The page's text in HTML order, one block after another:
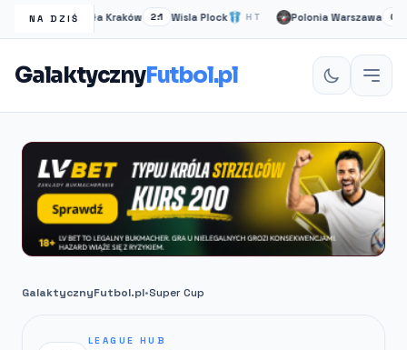
NA DZIŚ
2H Wisła Kraków 2:1 Wisla Plock HT Polonia Warszawa 0:0
GalaktycznyFutbol.pl
GalaktycznyFutbol.pl•Super Cup
LEAGUE HUB